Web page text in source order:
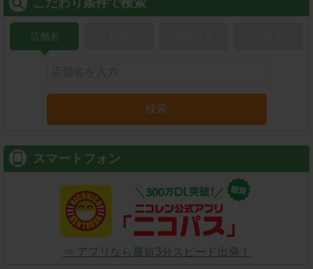
店舗名
検索
スマートフォン
⇒ アプリなら最短3分スピード出発！